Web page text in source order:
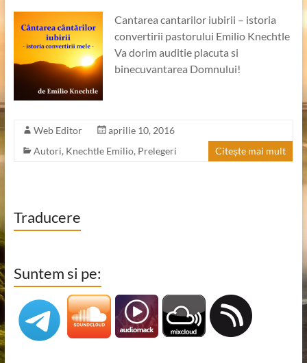
Cantarea cantarilor iubirii – istoria
convertirii pastorului Emilio Knechtle
Va dorim auditie placuta si
binecuvantarea Domnului!
Web Editor
aprilie 10, 2016
Autori, Knechtle Emilio, Prelegeri Citește mai mult
Traducere
Suntem si pe: